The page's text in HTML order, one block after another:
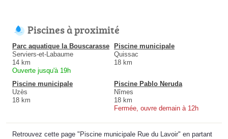
Piscines à proximité
Parc aquatique la Bouscarasse
Serviers-et-Labaume
14 km
Ouverte jusqu'à 19h
Piscine municipale
Quissac
18 km
Piscine municipale
Uzès
18 km
Piscine Pablo Neruda
Nîmes
18 km
Fermée, ouvre demain à 12h
Retrouvez cette page "Piscine municipale Rue du Lavoir" en partant